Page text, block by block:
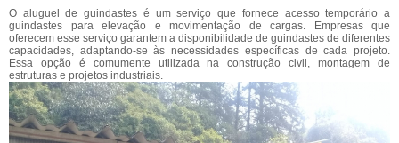
O aluguel de guindastes é um serviço que fornece acesso temporário a
guindastes para elevação e movimentação de cargas. Empresas que
oferecem esse serviço garantem a disponibilidade de guindastes de diferentes
capacidades, adaptando-se às necessidades específicas de cada projeto.
Essa opção é comumente utilizada na construção civil, montagem de
estruturas e projetos industriais.